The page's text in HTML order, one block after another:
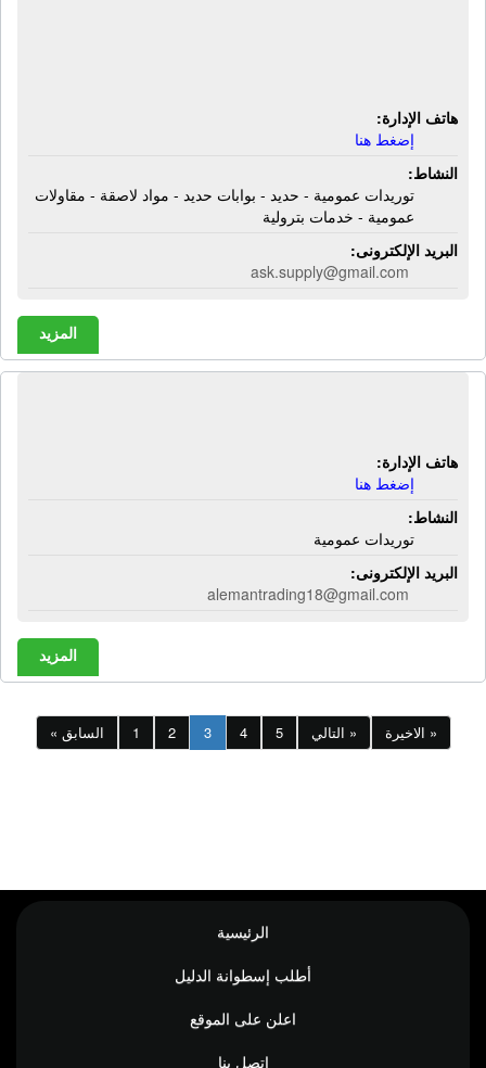
هاتف الإدارة:
إضغط هنا
النشاط:
توريدات عمومية - حديد - بوابات حديد - مواد لاصقة - مقاولات
عمومية - خدمات بترولية
البريد الإلكترونى:
ask.supply@gmail.com
المزيد
هاتف الإدارة:
إضغط هنا
النشاط:
توريدات عمومية
البريد الإلكترونى:
alemantrading18@gmail.com
المزيد
« السابق 1 2 3 4 5 التالي » الاخيرة »
الرئيسية
أطلب إسطوانة الدليل
اعلن على الموقع
إتصل بنا